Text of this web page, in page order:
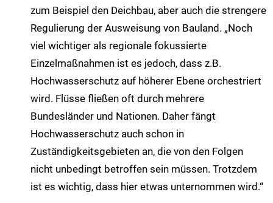
zum Beispiel den Deichbau, aber auch die strengere
Regulierung der Ausweisung von Bauland. „Noch
viel wichtiger als regionale fokussierte
Einzelmaßnahmen ist es jedoch, dass z.B.
Hochwasserschutz auf höherer Ebene orchestriert
wird. Flüsse fließen oft durch mehrere
Bundesländer und Nationen. Daher fängt
Hochwasserschutz auch schon in
Zuständigkeitsgebieten an, die von den Folgen
nicht unbedingt betroffen sein müssen. Trotzdem
ist es wichtig, dass hier etwas unternommen wird.“